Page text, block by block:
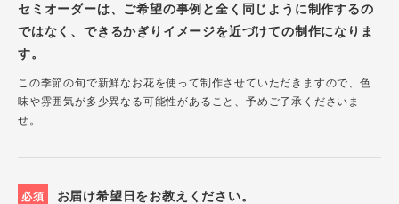
セミオーダーは、ご希望の事例と全く同じように制作するの
ではなく、できるかぎりイメージを近づけての制作になりま
す。
この季節の旬で新鮮なお花を使って制作させていただきますので、色
味や雰囲気が多少異なる可能性があること、予めご了承くださいま
せ。
必須 お届け希望日をお教えください。